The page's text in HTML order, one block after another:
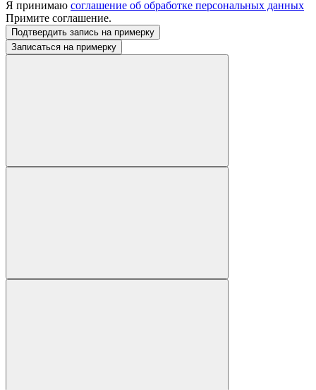
Я принимаю соглашение об обработке персональных данных
Примите соглашение.
Подтвердить запись на примерку
Записаться на примерку